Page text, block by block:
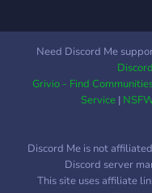
Need Discord Me
Grivio - Find
Service|
Discord Me is not
Discord server
This site uses affiliate